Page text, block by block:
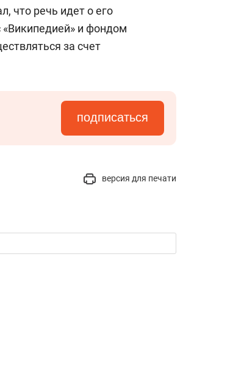
что речь идет о его
«Википедией» и фондом
за счет
подписаться
версия для печати